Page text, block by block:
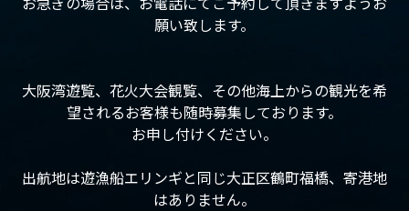
願い致します。
大阪湾遊覧、花火大会観覧、その他海上からの観光を希
望されるお客様も随時募集しております。
お申し付けください。
出航地は遊漁船エリンギと同じ大正区鶴町福橋、寄港地
はありません。